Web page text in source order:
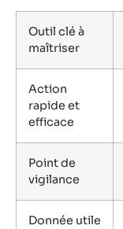
Outil clé à
maîtriser
Action
rapide et
efficace
Point de
vigilance
Donnée utile